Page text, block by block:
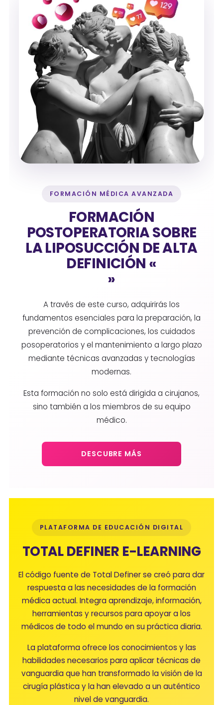
FORMACIÓN MÉDICA AVANZADA
FORMACIÓN
POSTOPERATORIA SOBRE
LA LIPOSUCCIÓN DE ALTA
DEFINICIÓN «
»
A través de este curso, adquirirás los
fundamentos esenciales para la preparación, la
prevención de complicaciones, los cuidados
posoperatorios y el mantenimiento a largo plazo
mediante técnicas avanzadas y tecnologías
modernas.
Esta formación no solo está dirigida a cirujanos,
sino también a los miembros de su equipo
médico.
DESCUBRE MÁS
PLATAFORMA DE EDUCACIÓN DIGITAL
TOTAL DEFINER E-LEARNING
El código fuente de Total Definer se creó para dar
respuesta a las necesidades de la formación
médica actual. Integra aprendizaje, información,
herramientas y recursos para apoyar a los
médicos de todo el mundo en su práctica diaria.
La plataforma ofrece los conocimientos y las
habilidades necesarios para aplicar técnicas de
vanguardia que han transformado la visión de la
cirugía plástica y la han elevado a un auténtico
nivel de vanguardia.